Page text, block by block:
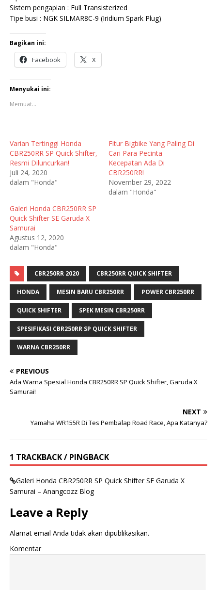
Sistem pengapian : Full Transisterized
Tipe busi : NGK SILMAR8C-9 (Iridium Spark Plug)
Bagikan ini:
Facebook X
Menyukai ini:
Memuat...
Varian Tertinggi Honda
CBR250RR SP Quick Shifter,
Resmi Diluncurkan!
Juli 24, 2020
dalam "Honda"
Fitur Bigbike Yang Paling Di
Cari Para Pecinta
Kecepatan Ada Di
CBR250RR!
November 29, 2022
dalam "Honda"
Galeri Honda CBR250RR SP
Quick Shifter SE Garuda X
Samurai
Agustus 12, 2020
dalam "Honda"
CBR250RR 2020 CBR250RR QUICK SHIFTER
HONDA MESIN BARU CBR250RR POWER CBR250RR
QUICK SHIFTER SPEK MESIN CBR250RR
SPESIFIKASI CBR250RR SP QUICK SHIFTER
WARNA CBR250RR
PREVIOUS
Ada Warna Spesial Honda CBR250RR SP Quick Shifter, Garuda X
Samurai!
NEXT
Yamaha WR155R Di Tes Pembalap Road Race, Apa Katanya?
1 TRACKBACK / PINGBACK
Galeri Honda CBR250RR SP Quick Shifter SE Garuda X
Samurai – Anangcozz Blog
Leave a Reply
Alamat email Anda tidak akan dipublikasikan.
Komentar